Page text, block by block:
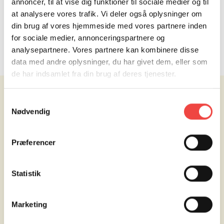
annoncer, til at vise dig funktioner til sociale medier og til
at analysere vores trafik. Vi deler også oplysninger om
din brug af vores hjemmeside med vores partnere inden
for sociale medier, annonceringspartnere og
analysepartnere. Vores partnere kan kombinere disse
data med andre oplysninger, du har givet dem, eller som
de har indsamlet fra din brug af deres tjenester.
Nødvendig
Præferencer
Statistik
Marketing
Du kan for eksempel læse Global Business Informatics,
Leisure Management eller Kommunikation.
LIVET PÅ SKOLEN
Receptionisteleverne betjener gæster i vores lobby. I
i køkkenerne bliver eksperimenteret og fermenteret.
Bager/konditor-elever knokler med smukke kreationer